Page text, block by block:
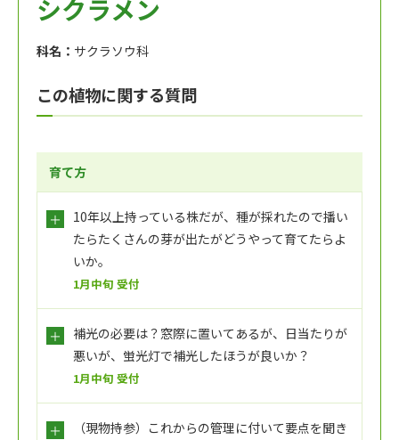
シクラメン
科名： サクラソウ科
この植物に関する質問
育て方
10年以上持っている株だが、種が採れたので播い
たらたくさんの芽が出たがどうやって育てたらよ
いか。
1月中旬 受付
補光の必要は？窓際に置いてあるが、日当たりが
悪いが、蛍光灯で補光したほうが良いか？
1月中旬 受付
（現物持参）これからの管理に付いて要点を聞き